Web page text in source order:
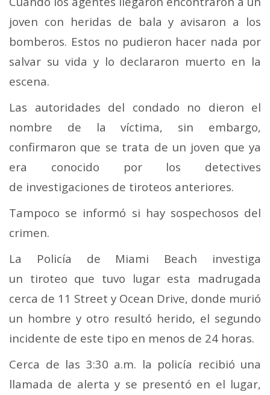
joven con heridas de bala y avisaron a los
bomberos. Estos no pudieron hacer nada por
salvar su vida y lo declararon muerto en la
escena.
Las autoridades del condado no dieron el
nombre de la víctima, sin embargo,
confirmaron que se trata de un joven que ya
era conocido por los detectives
de investigaciones de tiroteos anteriores.
Tampoco se informó si hay sospechosos del
crimen.
La Policía de Miami Beach investiga
un tiroteo que tuvo lugar esta madrugada
cerca de 11 Street y Ocean Drive, donde murió
un hombre y otro resultó herido, el segundo
incidente de este tipo en menos de 24 horas.
Cerca de las 3:30 a.m. la policía recibió una
llamada de alerta y se presentó en el lugar,